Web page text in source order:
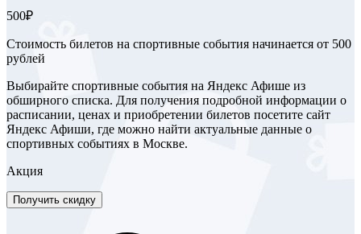
500₽
Стоимость билетов на спортивные события начинается от 500
рублей
Выбирайте спортивные события на Яндекс Афише из
обширного списка. Для получения подробной информации о
расписании, ценах и приобретении билетов посетите сайт
Яндекс Афиши, где можно найти актуальные данные о
спортивных событиях в Москве.
Акция
Получить скидку